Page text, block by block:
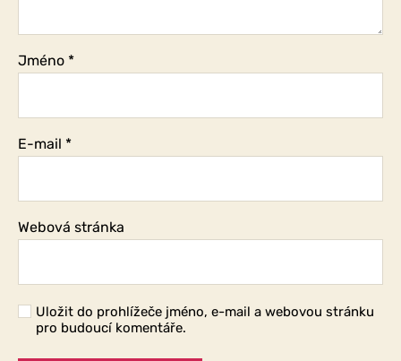
Jméno *
E-mail *
Webová stránka
Uložit do prohlížeče jméno, e-mail a webovou stránku
pro budoucí komentáře.